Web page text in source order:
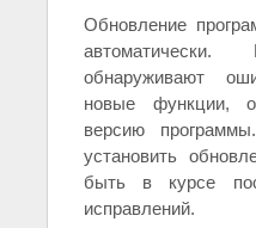
Обновление
автоматически.
обнаруживают
новые функции,
версию
установить
быть в курсе
исправлений.